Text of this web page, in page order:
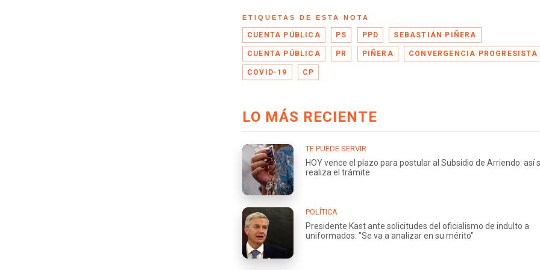
ETIQUETAS DE ESTA NOTA
CUENTA PÚBLICA PS PPD SEBASTIÁN PIÑERA
CUENTA PÚBLICA PR PIÑERA CONVERGENCIA PROGRESISTA
COVID-19 CP
LO MÁS RECIENTE
TE PUEDE SERVIR
HOY vence el plazo para postular al Subsidio de Arriendo: así
realiza el trámite
POLÍTICA
Presidente Kast ante solicitudes del oficialismo de indulto a
uniformados: "Se va a analizar en su mérito"